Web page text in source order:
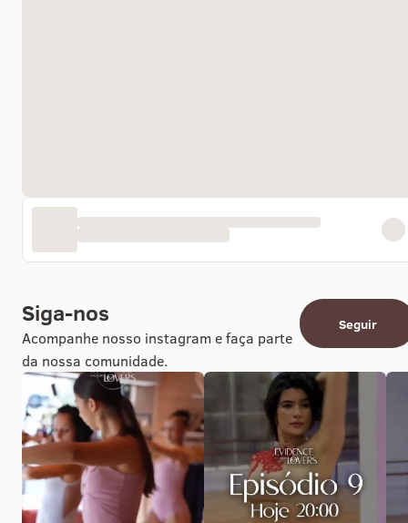
Siga-nos
Acompanhe nosso instagram e faça parte
da nossa comunidade.
Seguir